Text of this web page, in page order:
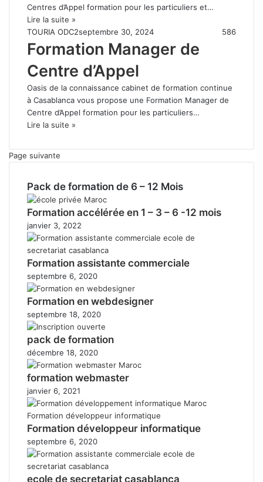
Centres d’Appel formation pour les particuliers et…
Lire la suite »
TOURIA ODC2septembre 30, 2024 586
Formation Manager de
Centre d’Appel
Oasis de la connaissance cabinet de formation continue
à Casablanca vous propose une Formation Manager de
Centre d’Appel formation pour les particuliers…
Lire la suite »
Page suivante
Pack de formation de 6 – 12 Mois
Formation accélérée en 1 – 3 – 6 -12 mois
janvier 3, 2022
Formation assistante commerciale
septembre 6, 2020
Formation en webdesigner
septembre 18, 2020
pack de formation
décembre 18, 2020
formation webmaster
janvier 6, 2021
Formation développeur informatique
septembre 6, 2020
ecole de secretariat casablanca